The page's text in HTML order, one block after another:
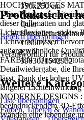
350x250 cm
Format
Quer
15950VX7
EAN
5903011542932
HOCHWERTIGES
Vlies-Fototapete mit
dieser halbmatten und
Lichtreflexionen, sodass
Lichtverhältnissen
außergewöhnliche
FARBEN : Unsere
Detailwiedergabe, die
lässt. Dank der hohen
längerer Lichteinwirkung
MODERNE DESIGNS :
beeindruckendem 3D-
Wänden eine lebendige
Bereich überspringen
Verantwortlich für
Weitere
Liste überspringen
Farben, Tapeten &